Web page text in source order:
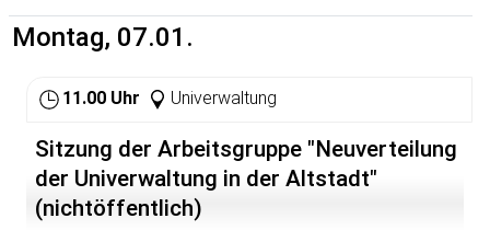
treffen sich Studierende aus allen Teilen der Welt und
genau das macht den Reiz der Treffen aus. Über die
hinweg kommt man schnell und unkompliziert
miteinander ins Gespräch. Studien- und
Tipps weitergegeben werden. Bei jeden Frühstück wird
ein anderes Land bzw. eine Region aus Deutschland
vorgestellt. Für Brot, Butter, Marmelade, Kaffee und Tee
ist gesorgt - den Teilnehmenden entstehen keine Kosten
Montag, 07.01.
11.00 Uhr Univerwaltung
Sitzung der Arbeitsgruppe "Neuverteilung
der Univerwaltung in der Altstadt"
(nichtöffentlich)